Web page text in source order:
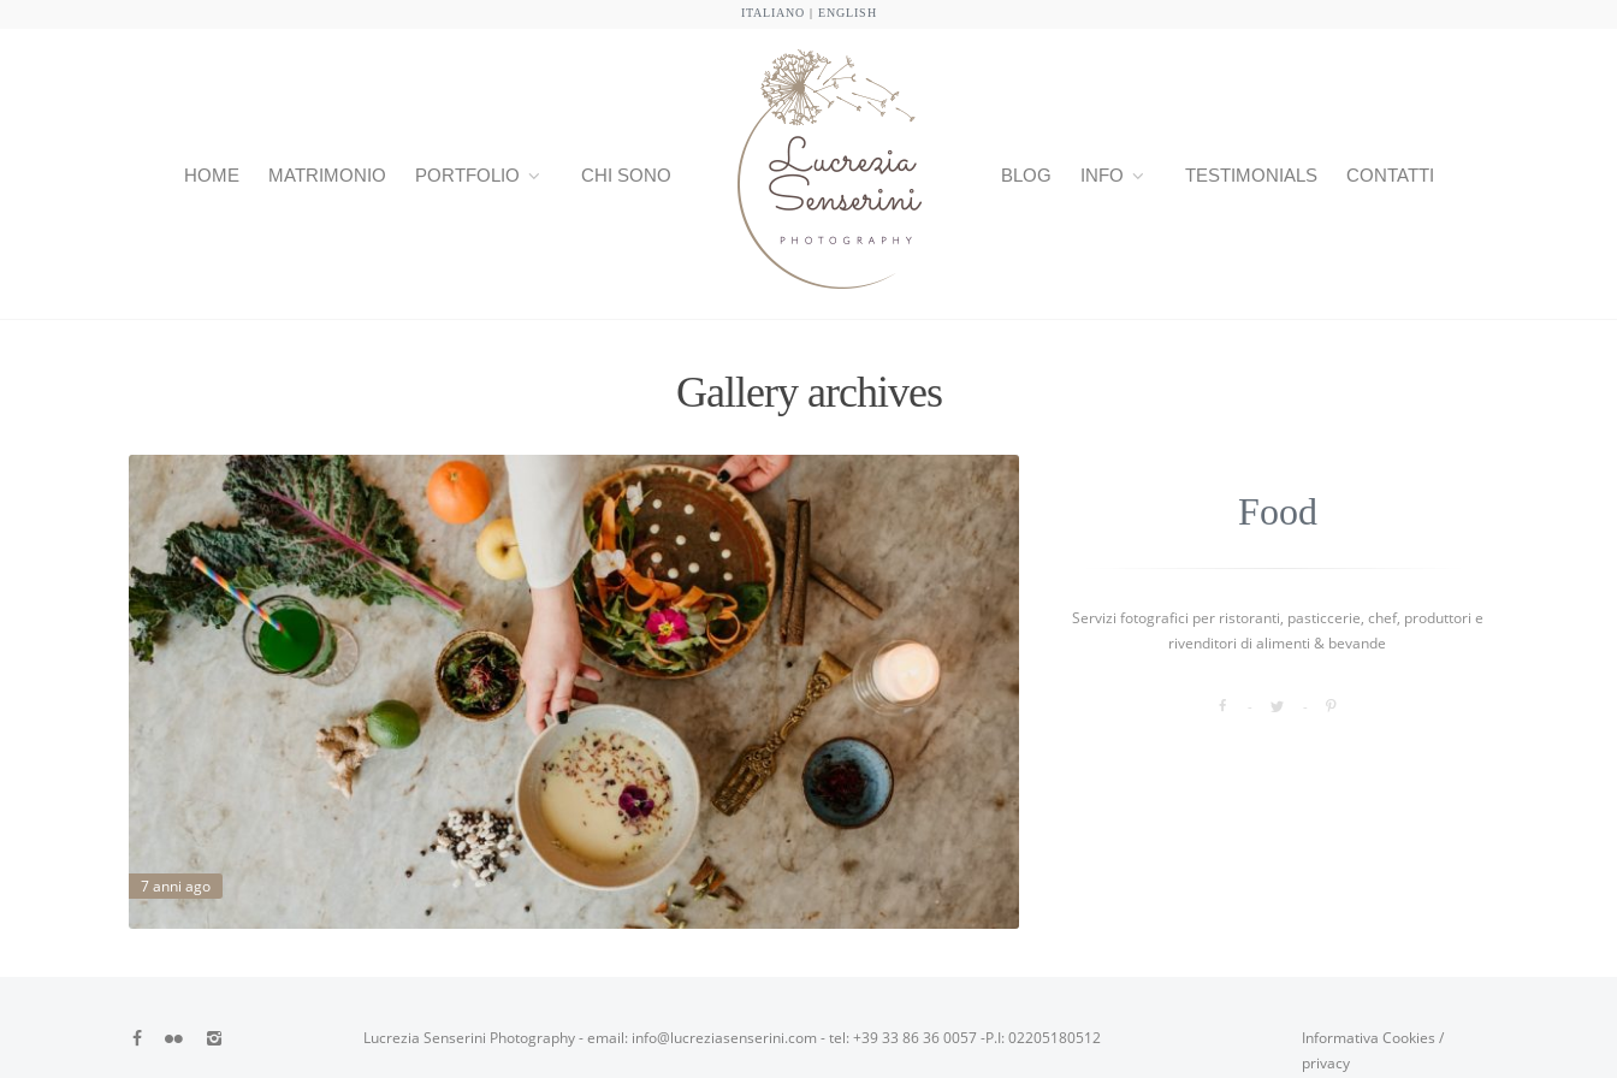
ITALIANO | ENGLISH
HOME MATRIMONIO PORTFOLIO CHI SONO BLOG INFO TESTIMONIALS CONTATTI
Gallery archives
7 anni ago
Food
Servizi fotografici per ristoranti, pasticcerie, chef, produttori e
rivenditori di alimenti & bevande
Lucrezia Senserini Photography - email: info@lucreziasenserini.com - tel: +39 33 86 36 0057 -P.I: 02205180512 Informativa Cookies /
privacy